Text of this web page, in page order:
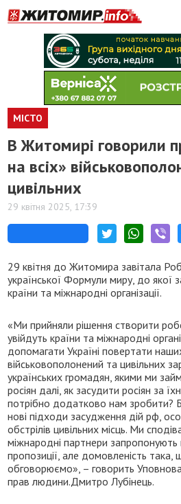
МІСТО
В Житомирі говорили
на всіх»
цивільних
29 квітня 2025, 17:39
29 квітня до Житомира завітала
української Формули миру, до якої
країни та міжнародні організації.
«Ми прийняли рішення створити
увійдуть країни та міжнародні
допомагати Україні повертати
військовополонений та цивільних
українських громадян, якими ми
росіян далі, як засудити росіян за
потрібно додатково нам зробити?
нові підходи засудження дій рф,
обстрілів цивільних місць. Ми
міжнародні партнери
пропозиції, але домовленість така,
обговорюємо», – говорить
прав людини.Дмитро Лубінець.